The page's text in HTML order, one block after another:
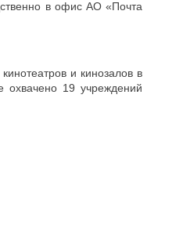
в офис АО «Почта
и кинозалов в
охвачено 19 учреждений